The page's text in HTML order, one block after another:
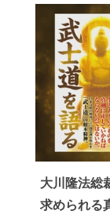
大川隆法総
求められる